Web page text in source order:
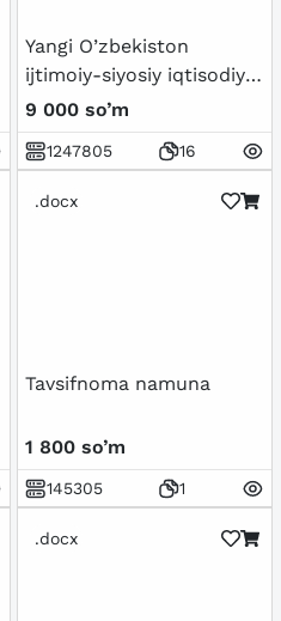
Yangi O’zbekiston
ijtimoiy-siyosiy iqtisodiy
va madaniy hayotida roʻy
berayotgan
oʻzgarishlarning xalqaro
reyting va indekislarda
9 000 so’m
1247805 16
.docx
Tavsifnoma namuna
1 800 so’m
145305 1
.docx